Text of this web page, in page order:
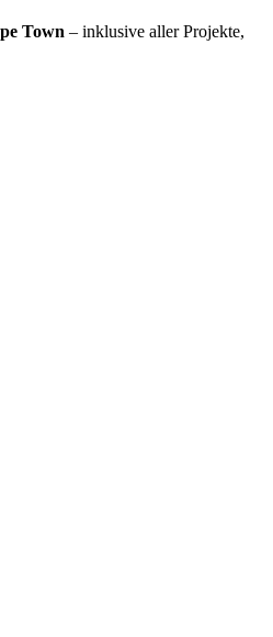
Town – inklusive aller Projekte,